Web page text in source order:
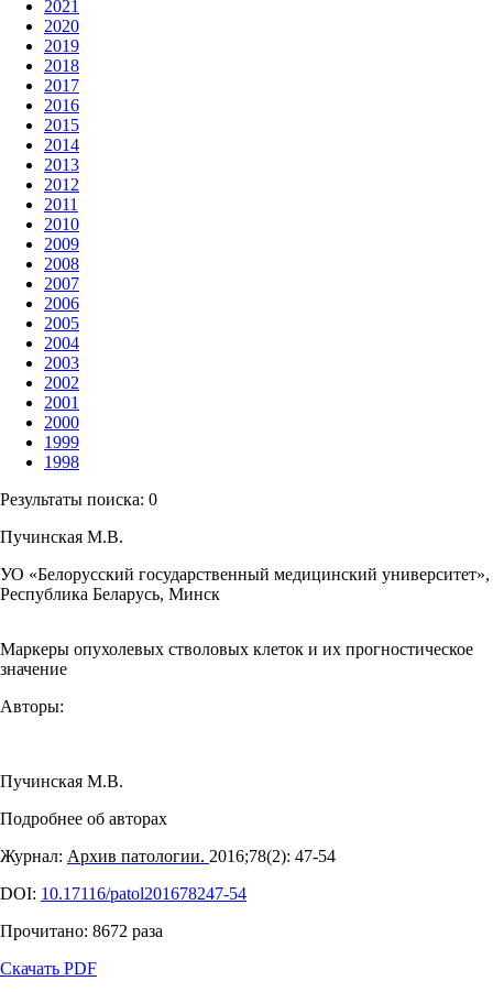
2021
2020
2019
2018
2017
2016
2015
2014
2013
2012
2011
2010
2009
2008
2007
2006
2005
2004
2003
2002
2001
2000
1999
1998
Результаты поиска: 0
Пучинская М.В.
УО «Белорусский государственный медицинский университет»,
Республика Беларусь, Минск
Маркеры опухолевых стволовых клеток и их прогностическое
значение
Авторы:
Пучинская М.В.
Подробнее об авторах
Журнал: Архив патологии. 2016;78(2): 47‑54
DOI: 10.17116/patol201678247-54
Прочитано: 8672 раза
Скачать PDF